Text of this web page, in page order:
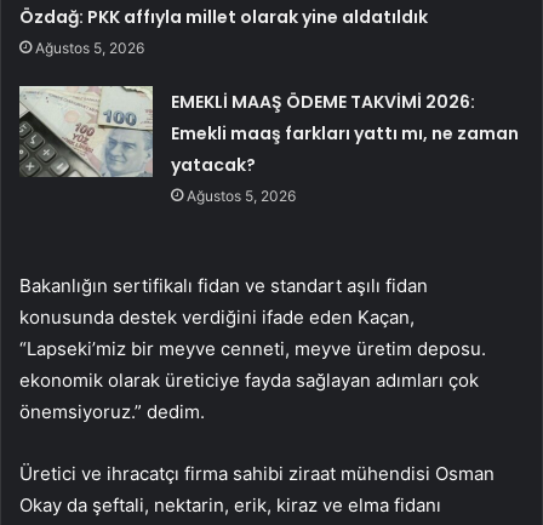
Özdağ: PKK affıyla millet olarak yine aldatıldık
Ağustos 5, 2026
EMEKLİ MAAŞ ÖDEME TAKVİMİ 2026:
Emekli maaş farkları yattı mı, ne zaman
yatacak?
Ağustos 5, 2026
Bakanlığın sertifikalı fidan ve standart aşılı fidan
konusunda destek verdiğini ifade eden Kaçan,
“Lapseki’miz bir meyve cenneti, meyve üretim deposu.
ekonomik olarak üreticiye fayda sağlayan adımları çok
önemsiyoruz.” dedim.
Üretici ve ihracatçı firma sahibi ziraat mühendisi Osman
Okay da şeftali, nektarin, erik, kiraz ve elma fidanı